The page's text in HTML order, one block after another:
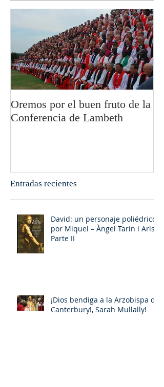
Oremos por el buen fruto de la
Conferencia de Lambeth
Entradas recientes
David: un personaje poliédrico,
por Miquel – Àngel Tarín i Arisó
Parte II
¡Dios bendiga a la Arzobispa de
Canterbury!, Sarah Mullally!